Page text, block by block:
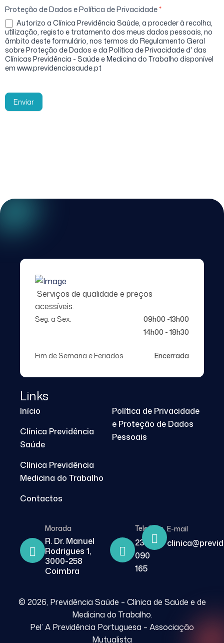
Proteção de Dados e Política de Privacidade*
Autorizo a Clínica Previdência Saúde, a proceder à recolha,
utilização, registo e tratamento dos meus dados pessoais, no
âmbito deste formulário, nos termos do Regulamento Geral
sobre Proteção de Dados e da Política de Privacidade d' das
Clínicas Previdência - Saúde e Medicina do Trabalho disponível
em www.previdenciasaude.pt
Enviar
Serviços de qualidade e preços
acessíveis.
Seg. a Sex.
09h00 -13h00
14h00 - 18h30
Fim de Semana e Feriados Encerrada
Links
Início
Clínica Previdência
Saúde
Clínica Previdência
Medicina do Trabalho
Contactos
Política de Privacidade
e Proteção de Dados
Pessoais
Morada
R. Dr. Manuel
Rodrigues 1,
3000-258
Coimbra
Telefone
239
090
165
E-mail
© 2026, Previdência Saúde – Clínica de Saúde e de
Medicina do Trabalho.
Pel’ A Previdência Portuguesa – Associação
Mutualista